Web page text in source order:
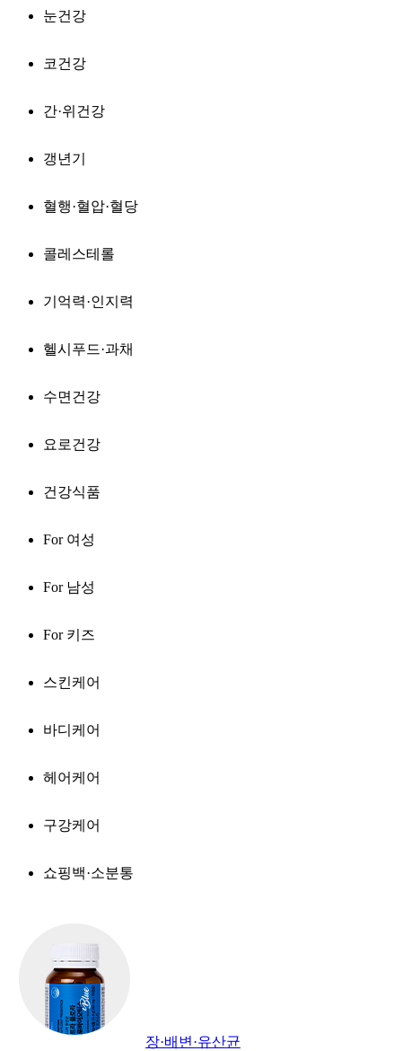
눈건강
코건강
간·위건강
갱년기
혈행·혈압·혈당
콜레스테롤
기억력·인지력
헬시푸드·과채
수면건강
요로건강
건강식품
For 여성
For 남성
For 키즈
스킨케어
바디케어
헤어케어
구강케어
쇼핑백·소분통
장·배변·유산균